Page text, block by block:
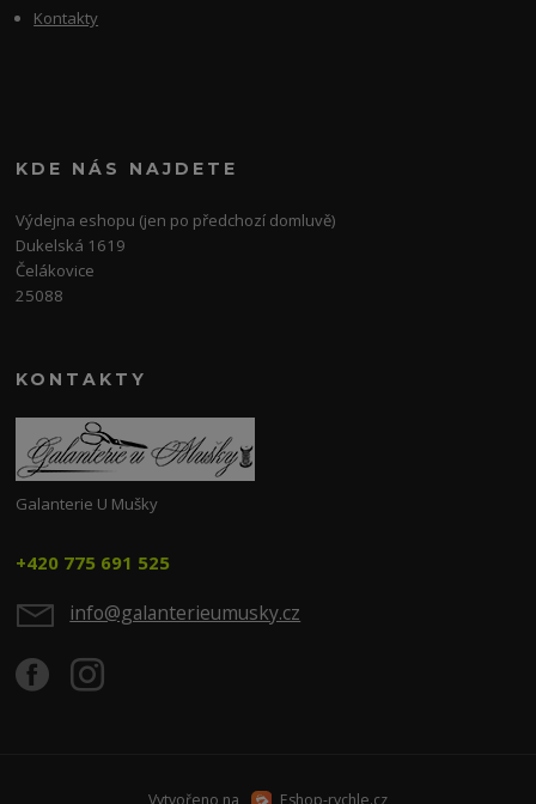
Kontakty
KDE NÁS NAJDETE
Výdejna eshopu (jen po předchozí domluvě)
Dukelská 1619
Čelákovice
25088
KONTAKTY
Galanterie U Mušky
+420 775 691 525
info@galanterieumusky.cz
Vytvořeno na Eshop-rychle.cz